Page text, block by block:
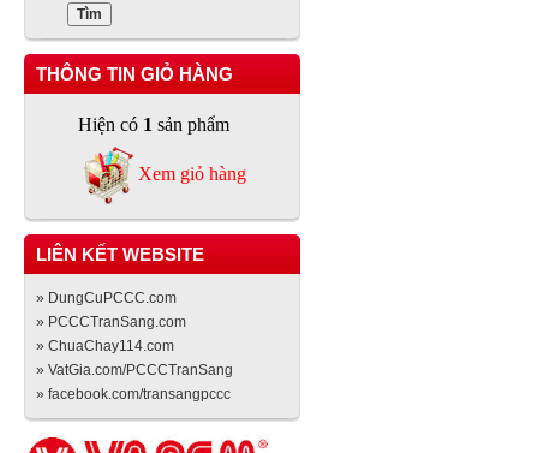
THÔNG TIN GIỎ HÀNG
Hiện có 1 sản phẩm
Xem giỏ hàng
LIÊN KẾT WEBSITE
» DungCuPCCC.com
» PCCCTranSang.com
» ChuaChay114.com
» VatGia.com/PCCCTranSang
» facebook.com/transangpccc